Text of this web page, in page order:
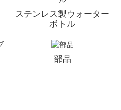
ステンレス製ウォーター
ボトル
部品